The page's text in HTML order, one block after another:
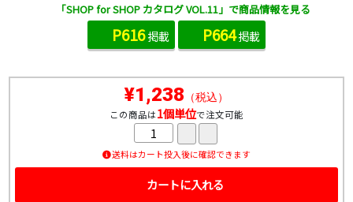
¥1,238 （税込）
この商品は1個単位で注文可能
送料はカート投入後に確認できます
カートに入れる
「SHOP for SHOP カタログ VOL.11」で商品情報を見る
P616掲載 P664掲載